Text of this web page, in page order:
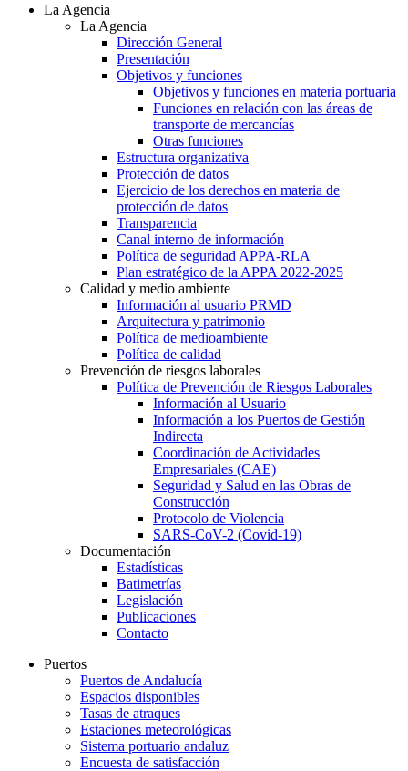
La Agencia
La Agencia
Dirección General
Presentación
Objetivos y funciones
Objetivos y funciones en materia portuaria
Funciones en relación con las áreas de
transporte de mercancías
Otras funciones
Estructura organizativa
Protección de datos
Ejercicio de los derechos en materia de
protección de datos
Transparencia
Canal interno de información
Política de seguridad APPA-RLA
Plan estratégico de la APPA 2022-2025
Calidad y medio ambiente
Información al usuario PRMD
Arquitectura y patrimonio
Política de medioambiente
Política de calidad
Prevención de riesgos laborales
Política de Prevención de Riesgos Laborales
Información al Usuario
Información a los Puertos de Gestión
Indirecta
Coordinación de Actividades
Empresariales (CAE)
Seguridad y Salud en las Obras de
Construcción
Protocolo de Violencia
SARS-CoV-2 (Covid-19)
Documentación
Estadísticas
Batimetrías
Legislación
Publicaciones
Contacto
Puertos
Puertos de Andalucía
Espacios disponibles
Tasas de atraques
Estaciones meteorológicas
Sistema portuario andaluz
Encuesta de satisfacción